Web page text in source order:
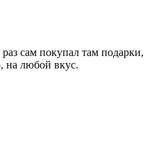
сам покупал там подарки,
на любой вкус.